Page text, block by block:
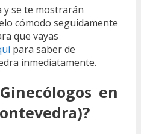
y se te mostrarán
cómodo seguidamente
que vayas
para saber de
inmediatamente.
en